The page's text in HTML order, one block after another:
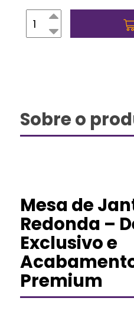
Sobre o
Mesa de
Redonda –
Exclusivo e
Premium